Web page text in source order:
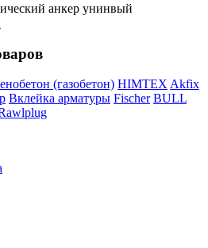
анкер унинвый
(газобетон) HIMTEX Akfix
Вклейка арматуры Fischer BULL